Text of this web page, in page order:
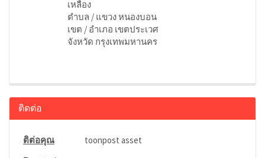
เหลือง
ตำบล / แขวง หนองบอน
เขต / อำเภอ เขตประเวศ
จังหวัด กรุงเทพมหานคร
ติดต่อ
ติต่อคุณ
toonpost asset